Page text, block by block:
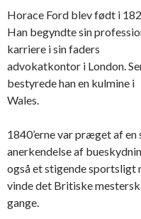
Horace Ford blev født i
Han begyndte sin
karriere i sin faders
advokatkontor i London.
bestyrede han en kulmine i
Wales.
1840’erne var præget af
anerkendelse af
også et stigende sportsligt
vinde det Britiske
gange.